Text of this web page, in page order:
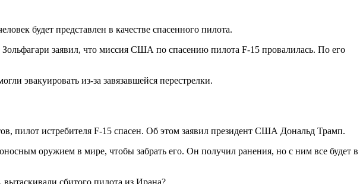
будет представлен в качестве спасенного пилота.
заявил, что миссия США по спасению пилота F-15 провалилась. По его
эвакуировать из-за завязавшейся перестрелки.
пилот истребителя F-15 спасен. Об этом заявил президент США Дональд Трамп.
оружием в мире, чтобы забрать его. Он получил ранения, но с ним все будет в